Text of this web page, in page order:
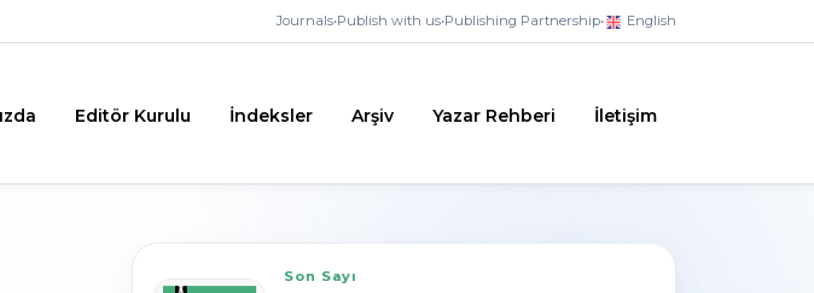
Journals•Publish with us•Publishing Partnership• English
Editör Kurulu İndeksler Arşiv Yazar Rehberi İletişim
Son Sayı